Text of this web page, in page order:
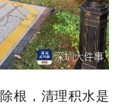
根，清理积水是